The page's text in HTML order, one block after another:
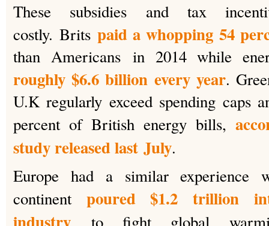
These subsidies and tax
costly. Britspaid a whopping 54
than Americans in 2014 while
roughly $6.6 billion every year.
U.K regularly exceed spending caps
percent of British energy bills,
study released last July.
Europe had a similar experience
continent poured $1.2 trillion